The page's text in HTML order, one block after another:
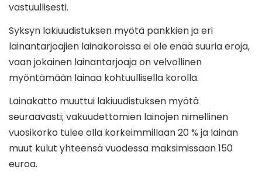
vastuullisesti.
Syksyn lakiuudistuksen myötä pankkien ja eri
lainantarjoajien lainakoroissa ei ole enää suuria eroja,
vaan jokainen lainantarjoaja on velvollinen
myöntämään lainaa kohtuullisella korolla.
Lainakatto muuttui lakiuudistuksen myötä
seuraavasti; vakuudettomien lainojen nimellinen
vuosikorko tulee olla korkeimmillaan 20 % ja lainan
muut kulut yhteensä vuodessa maksimissaan 150
euroa.